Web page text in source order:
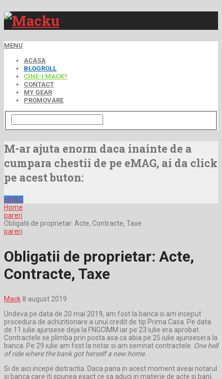
MENU
ACASA
BLOGROLL
CINE-I MACK?
CONTACT
MY GEAR
PROMOVARE
M-ar ajuta enorm daca inainte de a
cumpara chestii de pe eMAG, ai da click
pe acest buton:
eMAG
Home
pareri
Obligatii de proprietar: Acte, Contracte, Taxe
pareri
Obligatii de proprietar: Acte,
Contracte, Taxe
Mack 8 august 2019
Undeva pe data de 20 mai 2019, am fost la banca si am inceput
procedura de achizitionare a unui credit de tip Prima Casa. Pe data
de 11 iulie ajunsese deja la FNGCIMM iar pe 23 iulie era aprobat.
Contractele se plimba prin posta asa ca abia pe 25 iulie ajunsesera la
banca. Pe 29 iulie am fost la notar si am semnat contractele. One hell
of ride where the bank got herself a new home.
Si de aici incepe distractia. Daca pana in acest moment aveai notarul
si banca care iti spunea exact ce sa aduci in materie de acte si bani,